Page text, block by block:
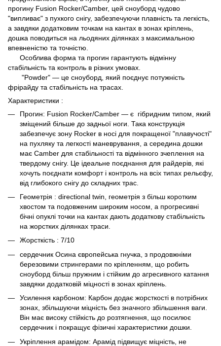
прогину Fusion Rocker/Camber, цей сноуборд чудово
"випливає" з пухкого снігу, забезпечуючи плавність та легкість,
а завдяки додатковим точкам на кантах в зонах кріплень,
дошка поводиться на льодяних ділянках з максимальною
впевненістю та точністю.
Особлива форма та прогин гарантують відмінну
стабільність та контроль в різних умовах.
"Powder" — це сноуборд, який поєднує потужність
фрірайду та стабільність на трасах.
Характеристики :
Прогин: Fusion Rocker/Camber — є гібридним типом, який
зміщений більше до задньої ноги. Така конструкція
забезпечує зону Rocker в носі для покращеної "плавучості"
на пухляку та легкості маневрування, а середина дошки
має Camber для стабільності та відмінного зчеплення на
твердому снігу. Це ідеальне поєднання для райдерів, які
хочуть поєднати комфорт і контроль на всіх типах рельєфу,
від глибокого снігу до складних трас.
Геометрія : directional twin, геометрія з більш коротким
хвостом та подовженим широким носом, а прогресивні
бічні опуклі точки на кантах дають додаткову стабільність
на жорстких ділянках траси.
Жорсткість : 7/10
сердечник Осина європейська гнучка, з продовжніми
березовими стрингерами по кріпленням, що робить
сноуборд більш пружним і стійким до агресивного катання
завдяки додатковій міцності в зонах кріплень.
Усилення карбоном: Карбон додає жорсткості в потрібних
зонах, збільшуючи міцність без значного збільшення ваги.
Він має високу стійкість до розтягнення, що посилює
сердечник і покращує фізичні характеристики дошки.
Укріплення арамідом: Арамід підвищує міцність, не